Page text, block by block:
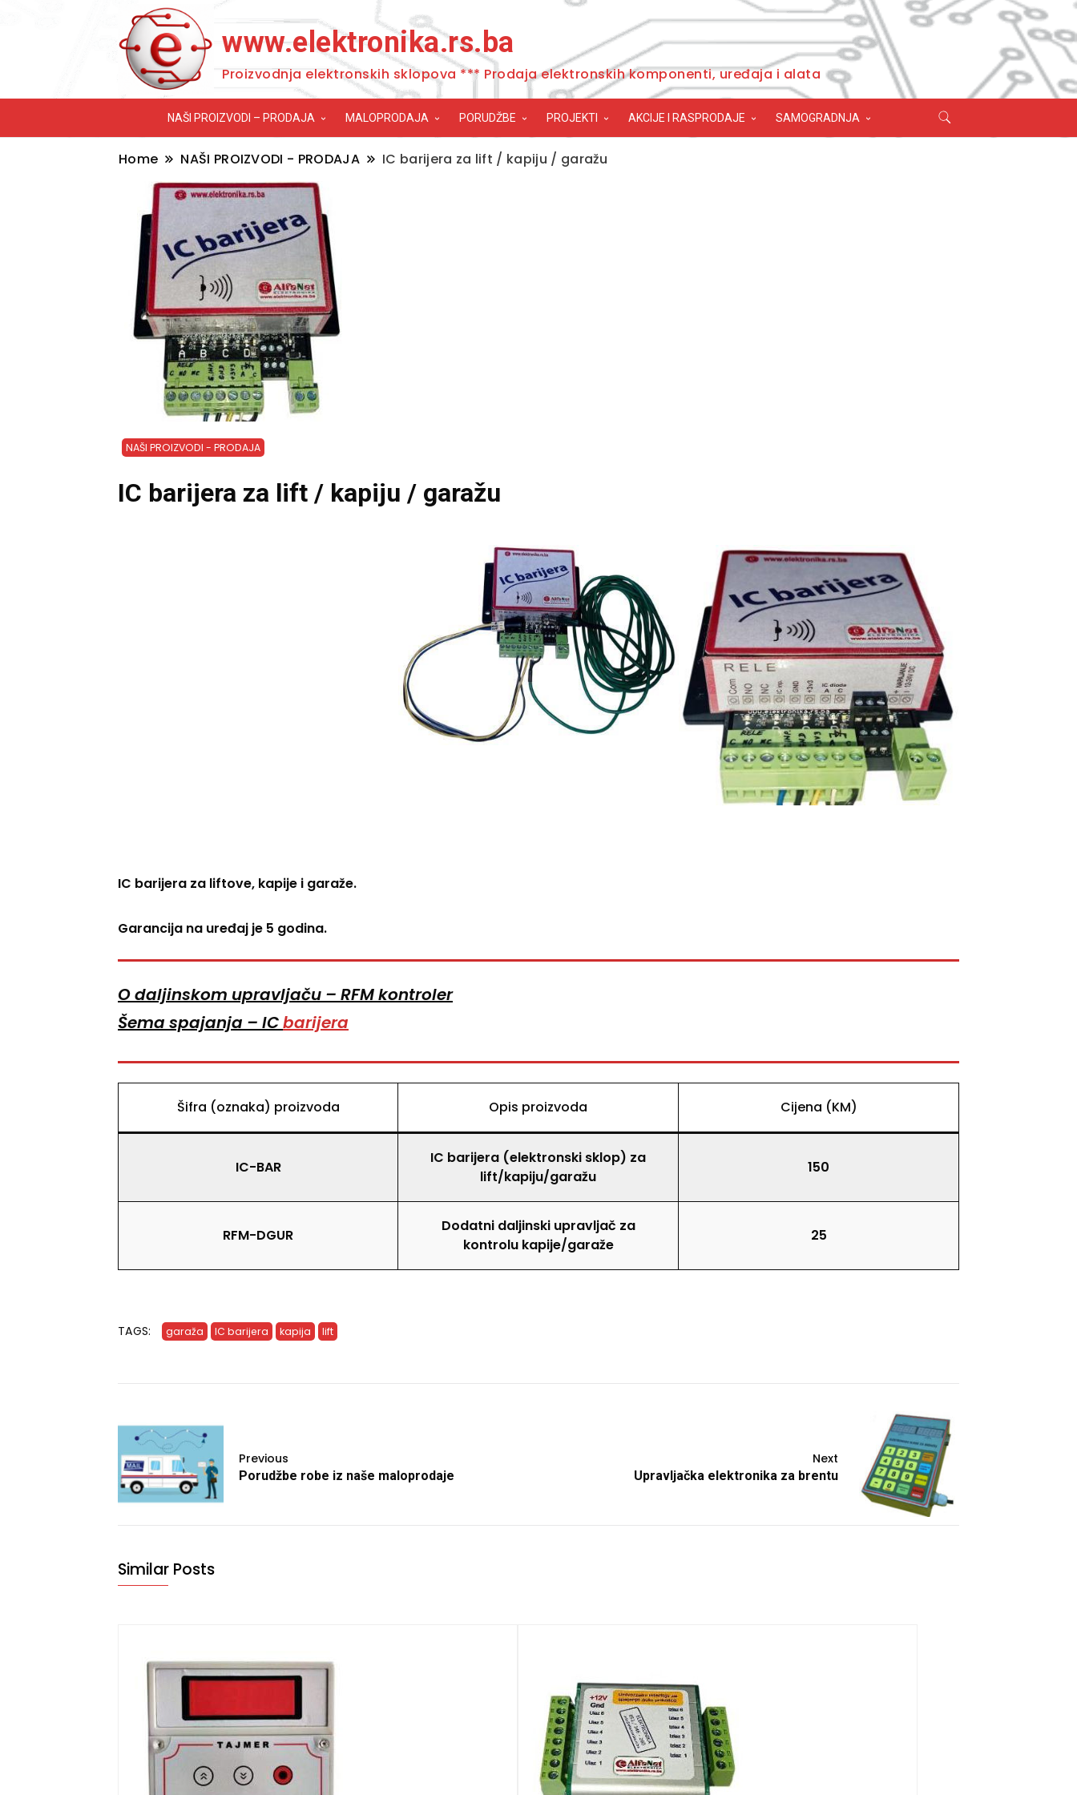
www.elektronika.rs.ba
Proizvodnja elektronskih sklopova *** Prodaja elektronskih komponenti, uređaja i alata
NAŠI PROIZVODI – PRODAJA MALOPRODAJA PORUDŽBE PROJEKTI AKCIJE I RASPRODAJE SAMOGRADNJA
Home NAŠI PROIZVODI - PRODAJA IC barijera za lift / kapiju / garažu
NAŠI PROIZVODI - PRODAJA
IC barijera za lift / kapiju / garažu
IC barijera za liftove, kapije i garaže.
Garancija na uređaj je 5 godina.
O daljinskom upravljaču – RFM kontroler
Šema spajanja – ICbarijera
Šifra (oznaka) proizvoda Opis proizvoda Cijena (KM)
IC-BAR
IC barijera (elektronski sklop) za
lift/kapiju/garažu
150
RFM-DGUR
Dodatni daljinski upravljač za
kontrolu kapije/garaže
25
TAGS: garaža IC barijera kapija lift
Previous
Porudžbe robe iz naše maloprodaje
Next
Upravljačka elektronika za brentu
Similar Posts